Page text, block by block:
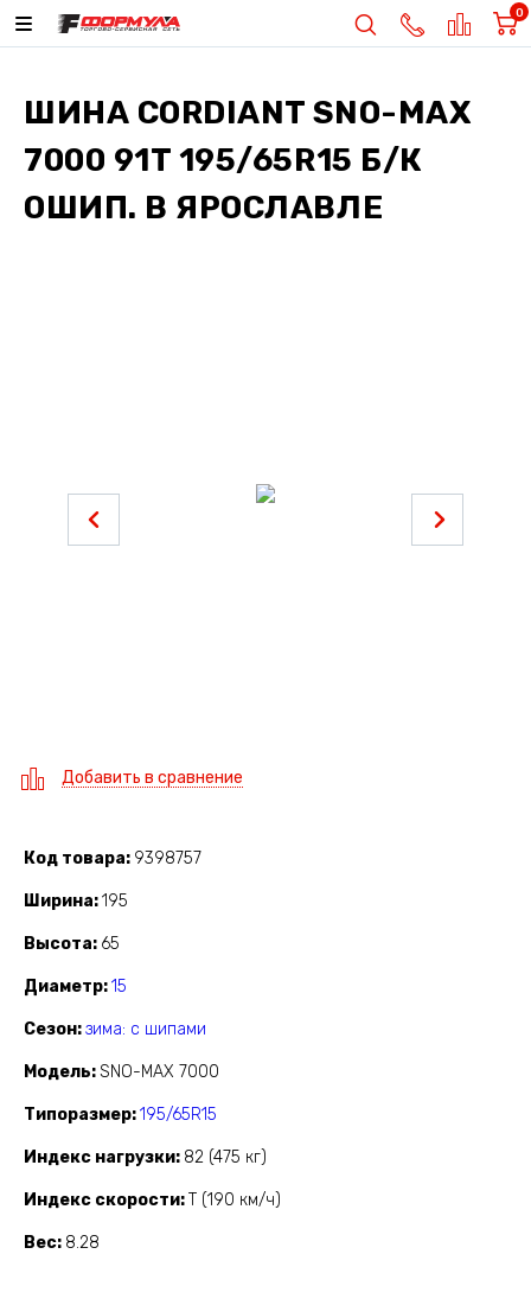
0
ШИНА CORDIANT SNO-MAX
7000 91T 195/65R15 Б/К
ОШИП. В ЯРОСЛАВЛЕ
Добавить в сравнение
Код товара 9398757
Ширина 195
Высота 65
Диаметр 15
Сезон зима: с шипами
Модель SNO-MAX 7000
Типоразмер 195/65R15
Индекс нагрузки 82 (475 кг)
Индекс скорости T (190 км/ч)
Вес 8.28